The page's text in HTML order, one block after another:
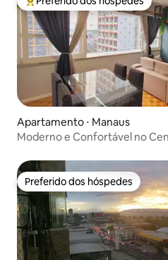
Entre os melhores preferidos
Apartamento ⋅ Manaus
Moderno e Confortável no
Preferido dos hóspedes
Preferido dos hóspedes